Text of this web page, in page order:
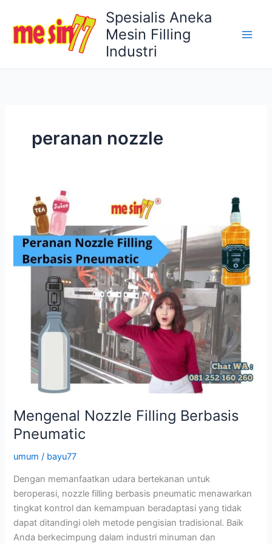
konten
Spesialis Aneka
Mesin Filling
Industri
peranan nozzle
Mengenal Nozzle Filling Berbasis
Pneumatic
umum / bayu77
Dengan memanfaatkan udara bertekanan untuk
beroperasi, nozzle filling berbasis pneumatic menawarkan
tingkat kontrol dan kemampuan beradaptasi yang tidak
dapat ditandingi oleh metode pengisian tradisional. Baik
Anda berkecimpung dalam industri minuman dan